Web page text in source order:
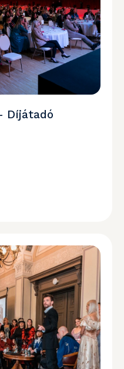
Díjátadó